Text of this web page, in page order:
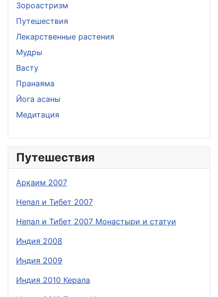
Зороастризм
Путешествия
Лекарственные растения
Мудры
Васту
Пранаяма
Йога асаны
Медитация
Путешествия
Аркаим 2007
Непал и Тибет 2007
Непал и Тибет 2007 Монастыри и статуи
Индия 2008
Индия 2009
Индия 2010 Керала